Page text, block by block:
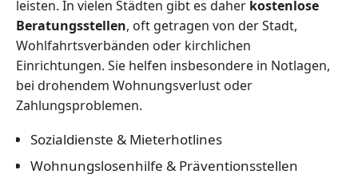
leisten. In vielen Städten gibt es daher kostenlose
Beratungsstellen, oft getragen von der Stadt,
Wohlfahrtsverbänden oder kirchlichen
Einrichtungen. Sie helfen insbesondere in Notlagen,
bei drohendem Wohnungsverlust oder
Zahlungsproblemen.
Sozialdienste & Mieterhotlines
Wohnungslosenhilfe & Präventionsstellen